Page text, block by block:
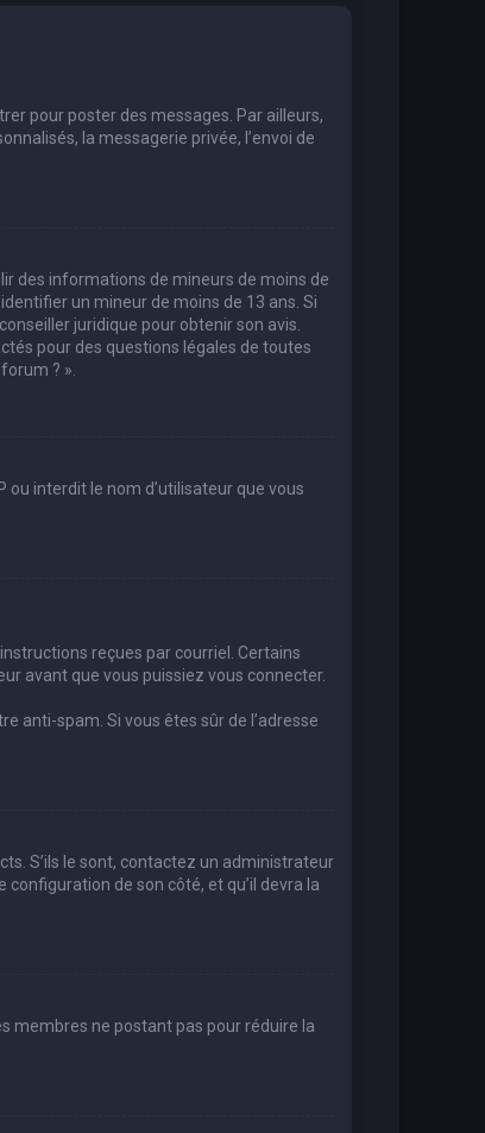
pour poster des messages. Par ailleurs,
la messagerie privée, l’envoi de
des informations de mineurs de moins de
un mineur de moins de 13 ans. Si
juridique pour obtenir son avis.
pour des questions légales de toutes
? ».
interdit le nom d’utilisateur que vous
reçues par courriel. Certains
avant que vous puissiez vous connecter.
anti-spam. Si vous êtes sûr de l’adresse
S’ils le sont, contactez un administrateur
de son côté, et qu’il devra la
membres ne postant pas pour réduire la